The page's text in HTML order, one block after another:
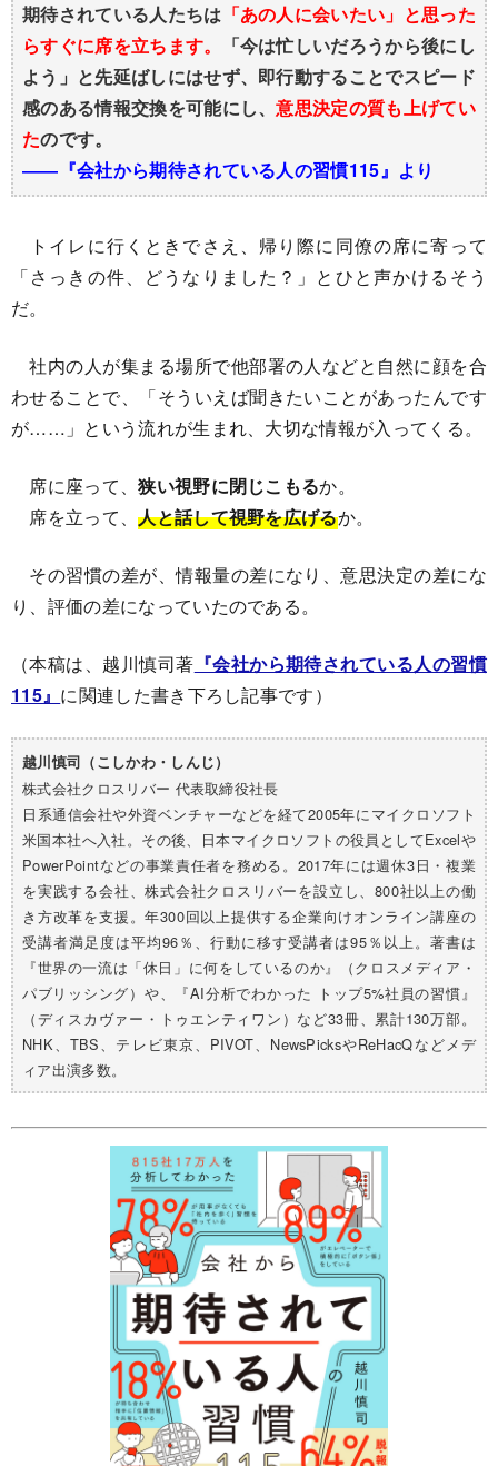
期待されている人たちは 「あの人に会いたい」と思った
らすぐに席を立ちます。
「今は忙しいだろうから後にし
よう」と先延ばしにはせず、即行動することでスピード
感のある情報交換を可能にし、意思決定の質も上げてい
たのです。
――『会社から期待されている人の習慣115』より
トイレに行くときでさえ、帰り際に同僚の席に寄って
「さっきの件、どうなりました？」とひと声かけるそう
だ。
社内の人が集まる場所で他部署の人などと自然に顔を合
わせることで、「そういえば聞きたいことがあったんです
が……」という流れが生まれ、大切な情報が入ってくる。
席に座って、狭い視野に閉じこもるか。
席を立って、人と話して視野を広げるか。
その習慣の差が、情報量の差になり、意思決定の差にな
り、評価の差になっていたのである。
（本稿は、越川慎司著 『会社から期待されている人の習慣
115』 に関連した書き下ろし記事です）
越川慎司（こしかわ・しんじ）
株式会社クロスリバー 代表取締役社長
日系通信会社や外資ベンチャーなどを経て2005年にマイクロソフト
米国本社へ入社。その後、日本マイクロソフトの役員としてExcelや
PowerPointなどの事業責任者を務める。2017年には週休3日・複業
を実践する会社、株式会社クロスリバーを設立し、800社以上の働
き方改革を支援。年300回以上提供する企業向けオンライン講座の
受講者満足度は平均96％、行動に移す受講者は95％以上。著書は
『世界の一流は「休日」に何をしているのか』（クロスメディア・
パブリッシング）や、『AI分析でわかった トップ5%社員の習慣』
（ディスカヴァー・トゥエンティワン）など33冊、累計130万部。
NHK、TBS、テレビ東京、PIVOT、NewsPicksやReHacQなどメデ
ィア出演多数。